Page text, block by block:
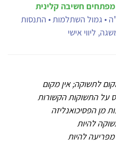
• גמול השתלמות • התנסות
ליווי אישי
לתשוקה; אין מקום
על התשוקות הקשורות
מן הפסיכואנליזה
להיות
מפריעה להיות